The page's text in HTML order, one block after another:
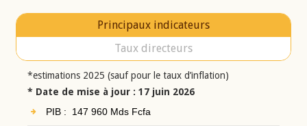
Principaux indicateurs
Taux directeurs
*estimations 2025 (sauf pour le taux d’inflation)
* Date de mise à jour : 17 juin 2026
PIB : 147 960 Mds Fcfa